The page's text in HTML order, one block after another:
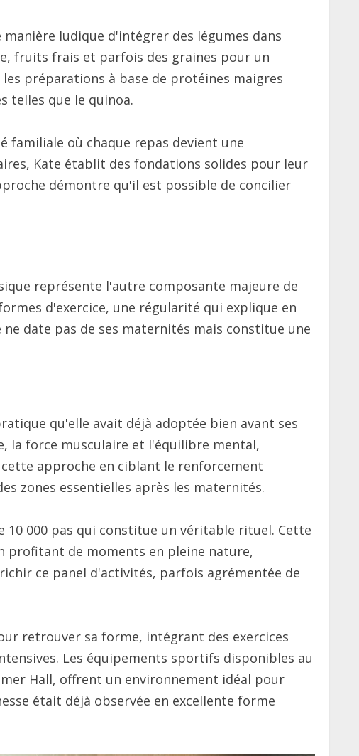
ludique d'intégrer des légumes dans
fruits frais et parfois des graines pour un
préparations à base de protéines maigres
telles que le quinoa.
où chaque repas devient une
Kate établit des fondations solides pour leur
démontre qu'il est possible de concilier
représente l'autre composante majeure de
d'exercice, une régularité qui explique en
date pas de ses maternités mais constitue une
qu'elle avait déjà adoptée bien avant ses
la force musculaire et l'équilibre mental,
approche en ciblant le renforcement
zones essentielles après les maternités.
000 pas qui constitue un véritable rituel. Cette
profitant de moments en pleine nature,
ce panel d'activités, parfois agrémentée de
retrouver sa forme, intégrant des exercices
Les équipements sportifs disponibles au
Hall, offrent un environnement idéal pour
était déjà observée en excellente forme